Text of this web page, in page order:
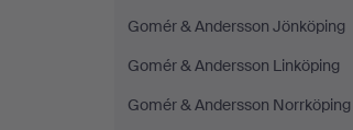
Gomér & Andersson Jönköping
Gomér & Andersson Linköping
Gomér & Andersson Norrköping